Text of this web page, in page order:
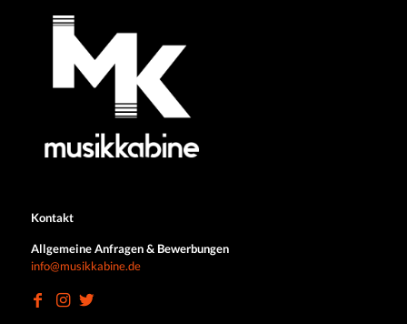
Kontakt
Allgemeine Anfragen & Bewerbungen
info@musikkabine.de